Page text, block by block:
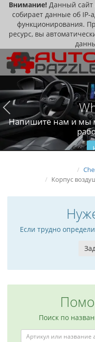
Внимание! Данный сайт
собирает данные об IP-
функционирования.
ресурс, вы
Напишите нам и мы
Корпус
Если трудно
Поиск по